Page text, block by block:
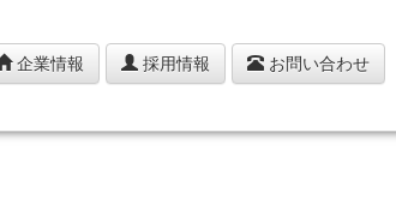
企業情報 採用情報 お問い合わせ